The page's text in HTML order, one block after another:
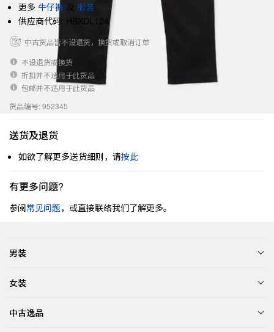
更多 牛仔裤 及 服装
供应商代码: HBXDL124
中古货品皆不设退货，换货或取消订单
不设退货或换货
折扣并不适用于此货品
包邮并不适用于此货品
货品编号: 952345
送货及退货
如欲了解更多送货细则，请按此
有更多问题?
参阅常见问题，或直接联络我们了解更多。
男装
女装
中古逸品